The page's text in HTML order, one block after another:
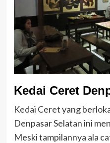
Kedai Ceret
Kedai Ceret yang
Denpasar Selatan ini
Meski tampilannya ala